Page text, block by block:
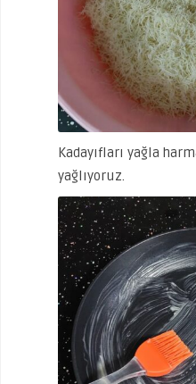
Kadayıfları yağla
yağlıyoruz.